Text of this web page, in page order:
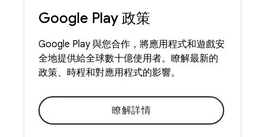
Google Play 政策
Google Play 與您合作，將應用程式和遊戲安
全地提供給全球數十億使用者。瞭解最新的
政策、時程和對應用程式的影響。
瞭解詳情